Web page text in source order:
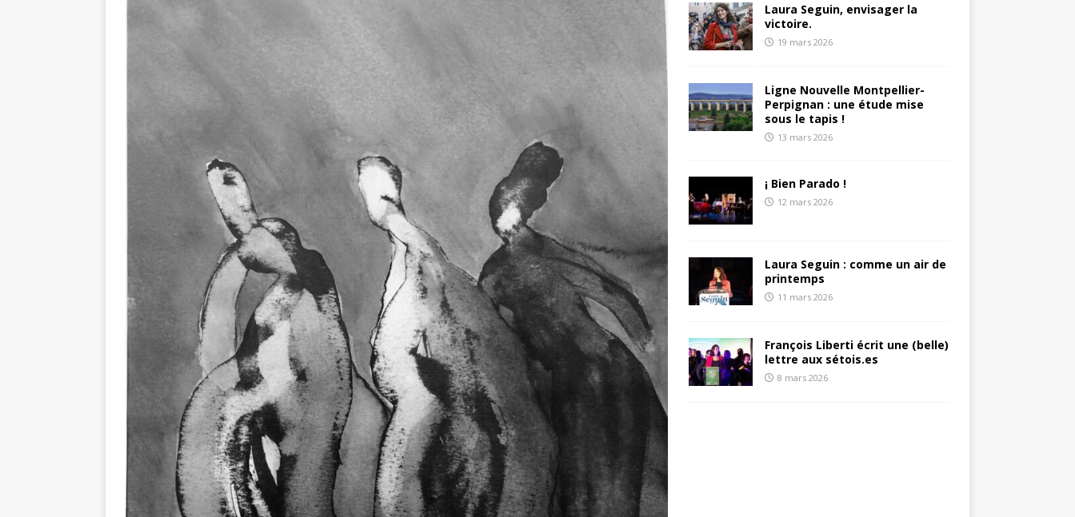
Laura Seguin, envisager la
victoire.
19 mars 2026
Ligne Nouvelle Montpellier-
Perpignan : une étude mise
sous le tapis !
13 mars 2026
¡ Bien Parado !
12 mars 2026
Laura Seguin : comme un air de
printemps
11 mars 2026
François Liberti écrit une (belle)
lettre aux sétois.es
8 mars 2026